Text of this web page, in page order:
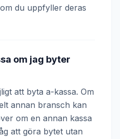
du uppfyller deras
om jag byter
att byta a-kassa. Om
annan bransch kan
om en annan kassa
att göra bytet utan